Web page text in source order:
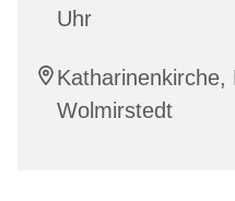
Uhr
Wolmirstedt